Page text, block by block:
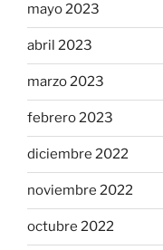
mayo 2023
abril 2023
marzo 2023
febrero 2023
diciembre 2022
noviembre 2022
octubre 2022